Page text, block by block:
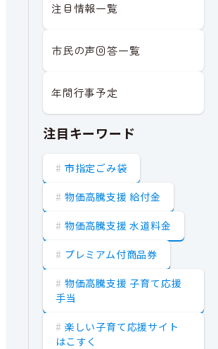
注目情報一覧
市民の声回答一覧
年間行事予定
注目キーワード
市指定ごみ袋
物価高騰支援 給付金
物価高騰支援 水道料金
プレミアム付商品券
物価高騰支援 子育て応援
手当
楽しい子育て応援サイト
はこすく